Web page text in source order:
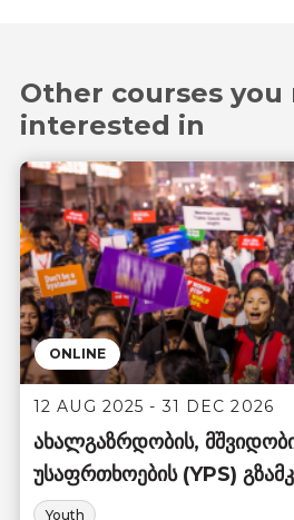
Other courses
interested in
ONLINE
12 AUG 2025 - 31 DEC 2026
ახალგაზრდობის,
უსაფრთხოების (YPS)
Youth